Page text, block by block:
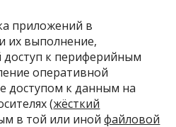
приложений в
их выполнение,
к периферийным
оперативной
доступом к данным на
(жёсткий
в той или инойфайловой